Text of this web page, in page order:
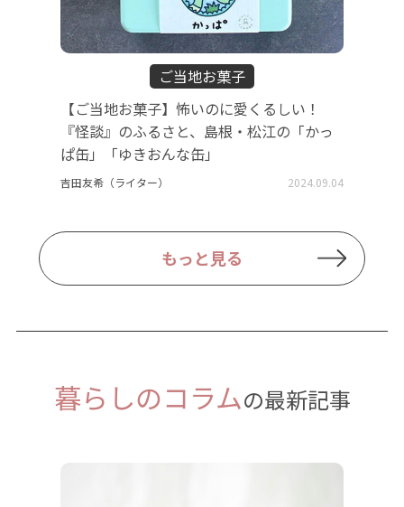
ご当地お菓子
【ご当地お菓子】怖いのに愛くるしい！
『怪談』のふるさと、島根・松江の「かっ
ぱ缶」「ゆきおんな缶」
吉田友希（ライター） 2024.09.04
もっと見る
暮らしのコラムの最新記事